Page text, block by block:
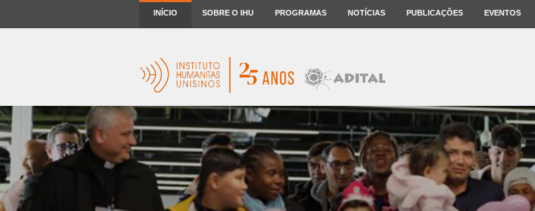
INÍCIO SOBRE O IHU PROGRAMAS NOTÍCIAS PUBLICAÇÕES EVENTOS